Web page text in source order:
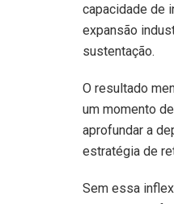
capacidade de
expansão
sustentação.
O resultado
um momento
aprofundar a
estratégia de
Sem essa